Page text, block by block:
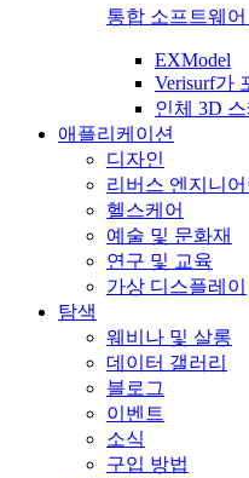
통합 소프트웨
EXModel
Verisurf가
인체 3D
애플리케이션
디자인
리버스 엔지니
헬스케어
예술 및 문화재
연구 및 교육
가상 디스플레이
탐색
웨비나 및 살롱
데이터 갤러리
블로그
이벤트
소식
구입 방법